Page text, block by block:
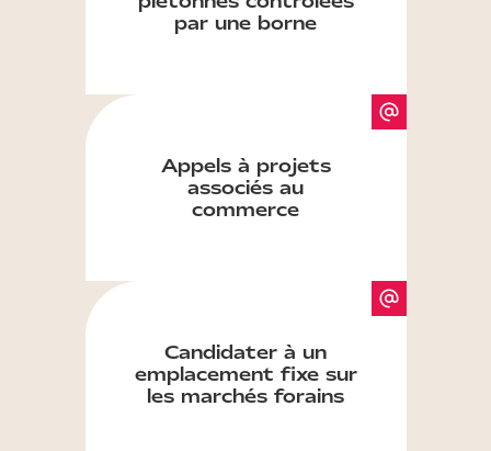
par une borne
Appels à projets
associés au
commerce
Candidater à un
emplacement fixe sur
les marchés forains